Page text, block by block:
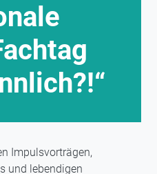
Impulsvorträgen,
und lebendigen